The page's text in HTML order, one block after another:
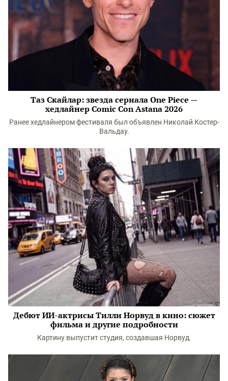
Таз Скайлар: звезда сериала One Piece —
хедлайнер Comic Con Astanа 2026
Ранее хедлайнером фестиваля был объявлен Николай Костер-
Вальдау.
Дебют ИИ-актрисы Тилли Норвуд в кино: сюжет
фильма и другие подробности
Картину выпустит студия, создавшая Норвуд.